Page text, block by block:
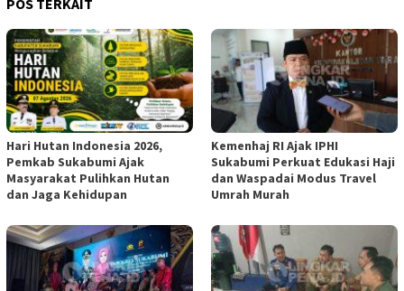
Hari Hutan Indonesia 2026,
Pemkab Sukabumi Ajak
Masyarakat Pulihkan Hutan
dan Jaga Kehidupan
Kemenhaj RI Ajak IPHI
Sukabumi Perkuat Edukasi Haji
dan Waspadai Modus Travel
Umrah Murah